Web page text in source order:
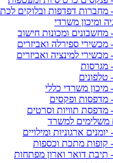
- מחברות דפדפות ובלוקים
ומיכון משרדי
- מחשבונים ומכונות חישוב
- מכשירי ספירלה ואביזרים
- מכשירי למינציה ואביזרים
- מגרסות
- טלפונים
- מיכון משרדי כללי
- מדפסות ופקסים
- מדפסת תוויות וסרטים
משלימים למשרד
- יומנים ארגוניות ומילויים
- קופות מתכת וכספות
- תיבת דואר וארון מפתחות